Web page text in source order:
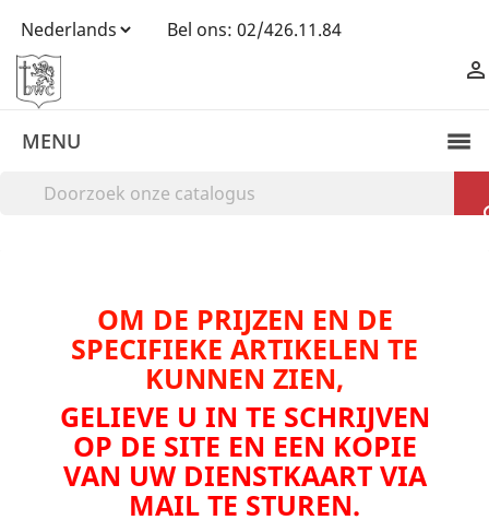
Bel ons: 02/426.11.84

MENU
OM DE PRIJZEN EN DE
SPECIFIEKE ARTIKELEN TE
KUNNEN ZIEN,
GELIEVE U IN TE SCHRIJVEN
OP DE SITE EN EEN KOPIE
VAN UW DIENSTKAART VIA
MAIL TE STUREN.